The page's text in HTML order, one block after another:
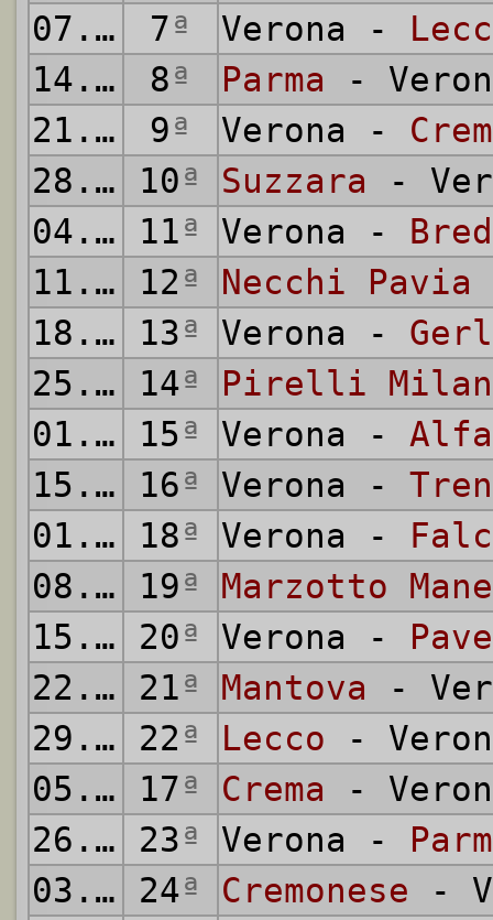
07.12.1941
7ª Verona -
14.12.1941
8ª Parma -
21.12.1941
9ª Verona -
28.12.1941
10ª Suzzara -
04.01.1942
11ª Verona -
11.01.1942
12ª Necchi Pavia
18.01.1942
13ª Verona -
25.01.1942
14ª
Pirelli
01.02.1942
15ª Verona - Alfa
15.02.1942
16ª Verona -
01.03.1942
18ª Verona -
08.03.1942
19ª
Marzotto
15.03.1942
20ª Verona -
22.03.1942
21ª Mantova -
29.03.1942
22ª Lecco -
05.04.1942
17ª Crema -
26.04.1942
23ª Verona -
03.05.1942
24ª Cremonese -